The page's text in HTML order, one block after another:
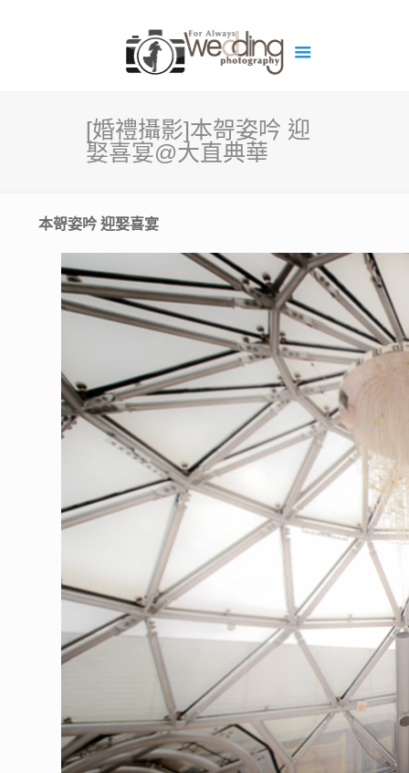
[婚禮攝影]本哿姿吟 迎
娶喜宴@大直典華
本哿姿吟 迎娶喜宴